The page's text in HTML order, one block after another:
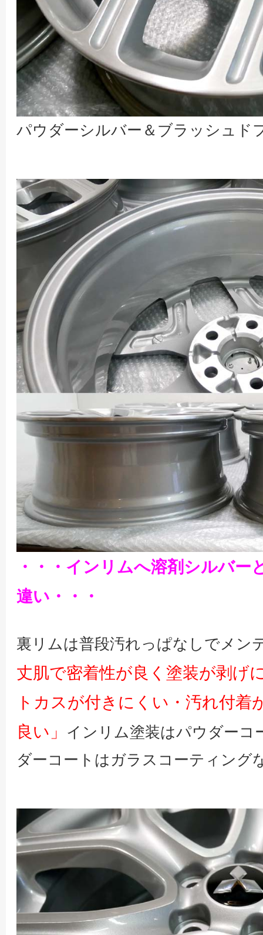
パウダーシルバー＆ブラッシュド
・・・インリムへ溶剤シルバ
違い・・・
裏リムは普段汚れっぱなしでメン
丈肌で密着性が良く塗装が剥げ
トカスが付きにくい・汚れ付
良い」
インリム塗装はパウダーコ
ダーコートはガラスコーティング